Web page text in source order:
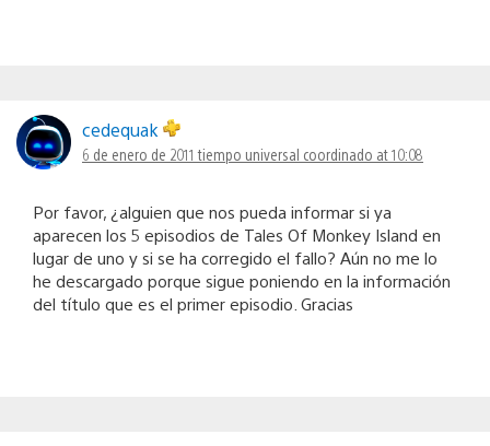
cedequak
6 de enero de 2011 tiempo universal coordinado at 10:08
Por favor, ¿alguien que nos pueda informar si ya
aparecen los 5 episodios de Tales Of Monkey Island en
lugar de uno y si se ha corregido el fallo? Aún no me lo
he descargado porque sigue poniendo en la información
del título que es el primer episodio. Gracias